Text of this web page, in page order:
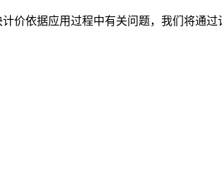
价依据应用过程中有关问题，我们将通